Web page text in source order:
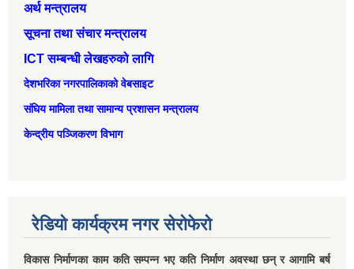
अर्थ मन्त्रालय
सूचना तथा संचार मन्त्रालय
ICT सम्बन्धी लेखहरुको लागि
देशभरिका नगरपालिकाको वेबसाइट
संघिय मामिला तथा सामान्‍य प्रशासन मन्त्रालय
केन्द्रीय पञ्जिकरण विभाग
रेडियो कार्यक्रम नगर सेरोफेरो
विकास निर्माणका काम कति सम्पन्न भए कति निर्माण अवस्था छन् र आगामि बर्ष